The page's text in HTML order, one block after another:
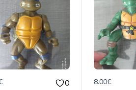
0 8.00€